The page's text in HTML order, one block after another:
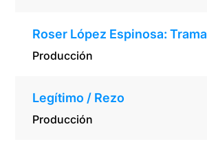
Roser López Espinosa: Trama
Producción
Legítimo / Rezo
Producción